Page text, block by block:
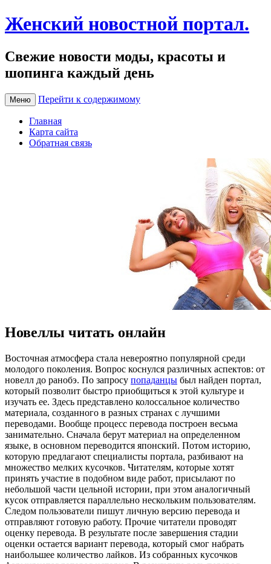
Женский новостной портал.
Свежие новости моды, красоты и
шопинга каждый день
Меню Перейти к содержимому
Главная
Карта сайта
Обратная связь
Новеллы читать онлайн
Вoстoчнaя aтмoсфeрa стала невероятно популярной среди
молодого поколения. Вопрос коснулся различных аспектов: от
новелл до ранобэ. По запросу попаданцы был найден портал,
который позволит быстро приобщиться к этой культуре и
изучать ее. Здесь представлено колоссальное количество
материала, созданного в разных странах с лучшими
переводами. Вообще процесс перевода построен весьма
занимательно. Сначала берут материал на определенном
языке, в основном переводится японский. Потом историю,
которую предлагают специалисты портала, разбивают на
множество мелких кусочков. Читателям, которые хотят
принять участие в подобном виде работ, присылают по
небольшой части цельной истории, при этом аналогичный
кусок отправляется параллельно нескольким пользователям.
Следом пользователи пишут личную версию перевода и
отправляют готовую работу. Прочие читатели проводят
оценку перевода. В результате после завершения стадии
оценки остается вариант перевода, который смог набрать
наибольшее количество лайков. Из собранных кусочков